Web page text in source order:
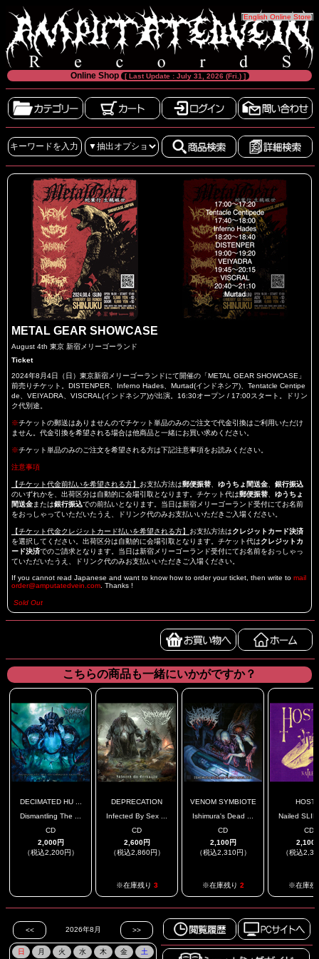
[English Online Store]
Online Shop [ Last Update : July 31, 2026 (Fri.) ]
METAL GEAR SHOWCASE
August 4th 東京 新宿メリーゴーランド
Ticket
2024年8月4日（日）東京新宿メリーゴーランドにて開催の「METAL GEAR SHOWCASE」
前売りチケット。DISTENPER、Inferno Hades、Murtad(インドネシア)、Tentatcle Centipe
de、VEIYADRA、VISCRAL(インドネシア)が出演。16:30オープン / 17:00スタート。ドリン
ク代別途。
※チケットの郵送はありませんのでチケット単品のみのご注文で代金引換はご利用いただけ
ません。代金引換を希望される場合は他商品と一緒にお買い求めください。
※チケット単品のみのご注文を希望される方は下記注意事項をお読みください。
注意事項
【チケット代金前払いを希望される方】 お支払方法は郵便振替 ゆうちょ間送金
銀行振込
のいずれかを、出荷区分は自動的に会場引取となります。チケット代は郵便振替
ゆうちょ
間送金または銀行振込での前払いとなります。当日は新宿メリーゴーランド受付にてお名前
をおっしゃっていただいたうえ、ドリンク代のみお支払いいただきご入場ください。
【チケット代金クレジットカード払いを希望される方】 お支払方法はクレジットカード決済
を選択してください。出荷区分は自動的に会場引取となります。チケット代はクレジットカ
ード決済でのご請求となります。当日は新宿メリーゴーランド受付にてお名前をおっしゃっ
ていただいたうえ、ドリンク代のみお支払いいただきご入場ください。
If you cannot read Japanese and want to know how to order your ticket, then write to mail
order@amputatedvein.com . Thanks !
Sold Out
こちらの商品も一緒にいかがですか？
DECIMATED HU ...
Dismantling The ...
CD
2,000円
（税込2,200円）
DEPRECATION
Infected By Sex ...
CD
2,600円
（税込2,860円）
※在庫残り 3
VENOM SYMBIOTE
Ishimura's Dead ...
CD
2,100円
（税込2,310円）
※在庫残り 2
Nailed
CD
2,100
（税込
※在庫残